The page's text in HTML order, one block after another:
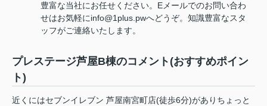
豊富な当社にお任せください。Eメールでのお問い合わ
せはお気軽にinfo@1plus.pwへどうぞ。知識豊富なスタ
ッフがご連絡いたします。
プレステージ芦屋B棟のコメント(おすすめポイン
ト)
近くにはセブンイレブン 芦屋南宮町店(徒歩6分)がありちょっと